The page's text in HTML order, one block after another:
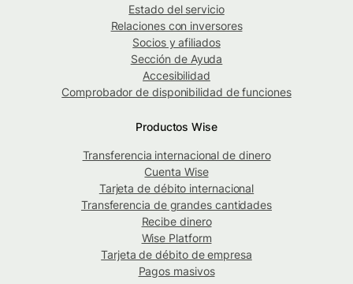
Estado del servicio
Relaciones con inversores
Socios y afiliados
Sección de Ayuda
Accesibilidad
Comprobador de disponibilidad de funciones
Productos Wise
Transferencia internacional de dinero
Cuenta Wise
Tarjeta de débito internacional
Transferencia de grandes cantidades
Recibe dinero
Wise Platform
Tarjeta de débito de empresa
Pagos masivos